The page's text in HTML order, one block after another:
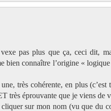
pas plus que ça, ceci dit,
bien connaître l’origine «
très cohérente, en plus (c’est
très éprouvante que je viens de
sur mon nom (vu que du